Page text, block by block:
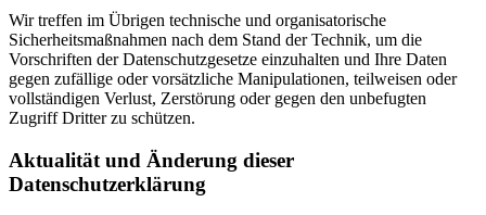
Wir treffen im Übrigen technische und organisatorische
Sicherheitsmaßnahmen nach dem Stand der Technik, um die
Vorschriften der Datenschutzgesetze einzuhalten und Ihre Daten
gegen zufällige oder vorsätzliche Manipulationen, teilweisen oder
vollständigen Verlust, Zerstörung oder gegen den unbefugten
Zugriff Dritter zu schützen.
Aktualität und Änderung dieser
Datenschutzerklärung